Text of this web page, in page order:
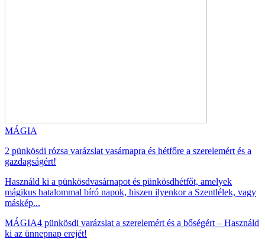
MÁGIA
2 pünkösdi rózsa varázslat vasárnapra és hétfőre a szerelemért és a
gazdagságért!
Használd ki a pünkösdvasárnapot és pünkösdhétfőt, amelyek
mágikus hatalommal bíró napok, hiszen ilyenkor a Szentlélek, vagy
máskép...
MÁGIA4 pünkösdi varázslat a szerelemért és a bőségért – Használd
ki az ünnepnap erejét!